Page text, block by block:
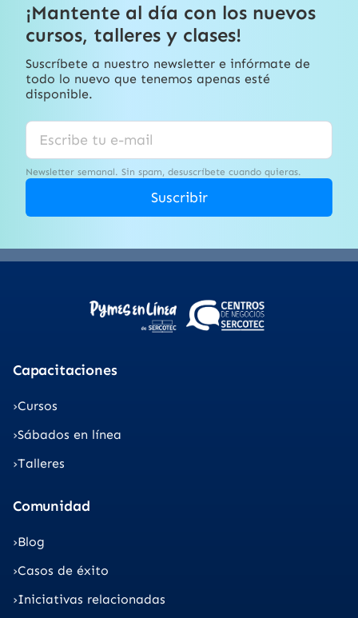
¡Mantente al día con los nuevos
cursos, talleres y clases!
Suscríbete a nuestro newsletter e infórmate de
todo lo nuevo que tenemos apenas esté
disponible.
Newsletter semanal. Sin spam, desuscríbete cuando quieras.
Suscribir
Capacitaciones
Cursos
Sábados en línea
Talleres
Comunidad
Blog
Casos de éxito
Iniciativas relacionadas